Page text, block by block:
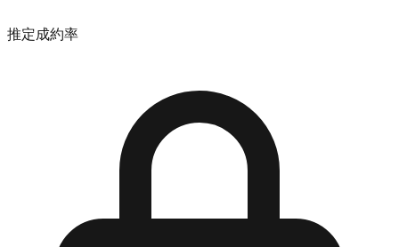
推定成約率